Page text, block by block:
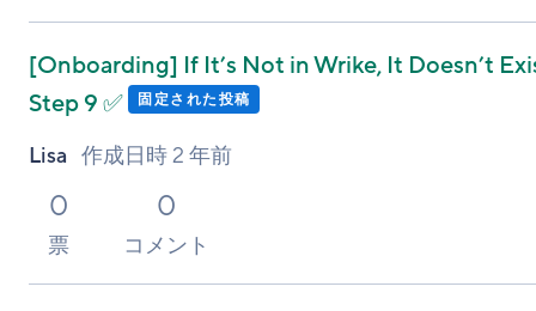
[Onboarding] If It’s Not in Wrike, It Doesn’t
Step 9 ✅
固定された投稿
Lisa 作成日時2 年前
0
票
0
コメント